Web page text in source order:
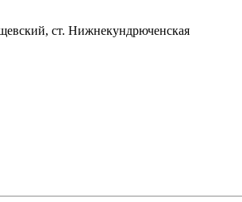
ст. Нижнекундрюченская